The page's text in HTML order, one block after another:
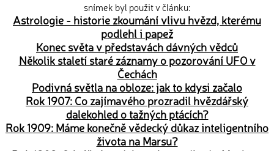
snímek byl použit v článku:
Astrologie - historie zkoumání vlivu hvězd, kterému
podlehl i papež
Konec světa v představách dávných vědců
Několik staletí staré záznamy o pozorování UFO v
Čechách
Podivná světla na obloze: jak to kdysi začalo
Rok 1907: Co zajímavého prozradil hvězdářský
dalekohled o tažných ptácích?
Rok 1909: Máme konečně vědecký důkaz inteligentního
života na Marsu?